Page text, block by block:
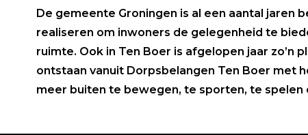
De gemeente Groningen is al een aantal jaren
realiseren om inwoners de gelegenheid te
ruimte. Ook in Ten Boer is afgelopen jaar zo’n
ontstaan vanuit Dorpsbelangen Ten Boer met
meer buiten te bewegen, te sporten, te